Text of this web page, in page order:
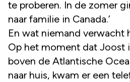
te proberen. In de zomer
naar familie in Canada.’
En wat niemand verwacht
Op het moment dat Joost
boven de Atlantische
naar huis, kwam er een